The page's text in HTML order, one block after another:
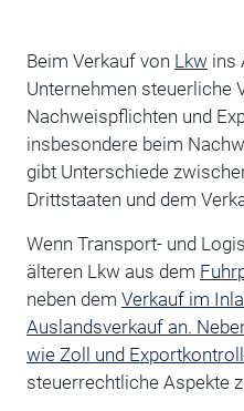
Beim Verkauf von Lkw ins
Unternehmen steuerliche
Nachweispflichten und
insbesondere beim
gibt Unterschiede
Drittstaaten und dem
Wenn Transport- und
älteren Lkw aus dem
neben dem Verkauf im
Auslandsverkauf an.
wie Zoll und
steuerrechtliche Aspekte